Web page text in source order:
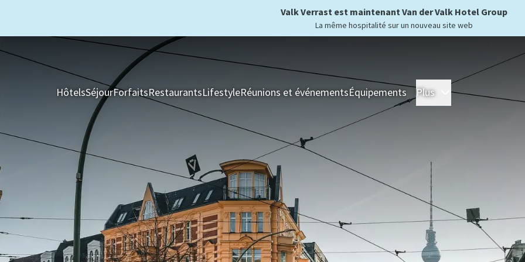
Valk Verrast est maintenant Van der Valk Hotel Group
La même hospitalité sur un nouveau site web
HôtelsSéjourForfaitsRestaurantsLifestyleRéunions et événementsÉquipements Plus HôtelsSéjour